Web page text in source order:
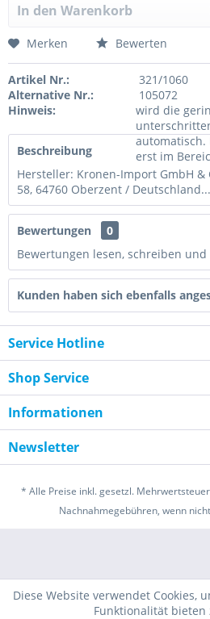
In den Warenkorb
Merken Bewerten
Artikel Nr.:
321/1060
Alternative Nr.:
105072
Hinweis:
wird die
automatisch.
erst im
Beschreibung
Hersteller: Kronen-Import GmbH &
58, 64760 Oberzent / Deutschland...
Bewertungen
0
Bewertungen lesen, schreiben
Kunden haben sich ebenfalls
Service Hotline
Shop Service
Informationen
Newsletter
* Alle Preise inkl. gesetzl.
Nachnahmegebühren, wenn
Diese Website verwendet Cookies,
Funktionalität bieten